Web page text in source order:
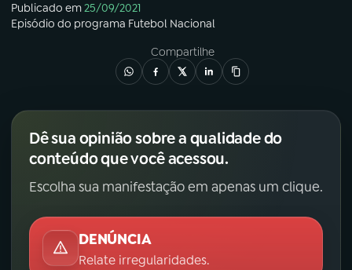
08FESTIVAL DE MÚSICA
ACOMPANHE A RÁDIO NACIONAL
Instagram X
TikTok
Publicado em25/09/2021
Episódio do programa Futebol Nacional
Compartilhe
Dê sua opinião sobre a qualidade do
conteúdo que você acessou.
Escolha sua manifestação em apenas um clique.
DENÚNCIA
Relate irregularidades.